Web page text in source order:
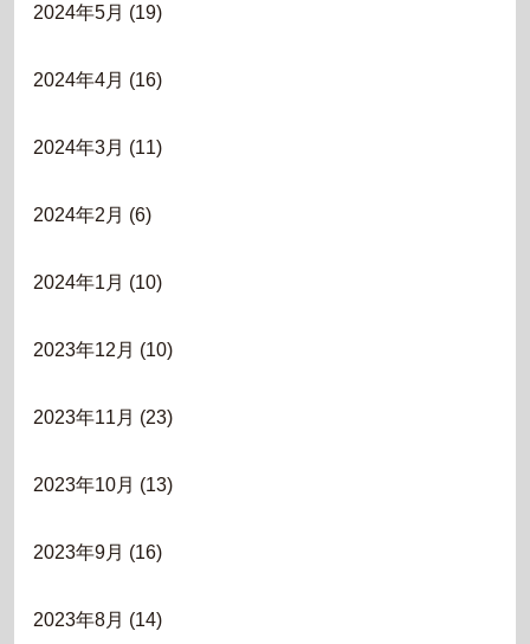
2024年5月 (19)
2024年4月 (16)
2024年3月 (11)
2024年2月 (6)
2024年1月 (10)
2023年12月 (10)
2023年11月 (23)
2023年10月 (13)
2023年9月 (16)
2023年8月 (14)